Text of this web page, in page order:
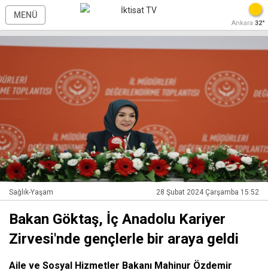
MENÜ
Ankara 32°
Sağlık-Yaşam 28 Şubat 2024 Çarşamba 15:52
Bakan Göktaş, İç Anadolu Kariyer
Zirvesi'nde gençlerle bir araya geldi
Aile ve Sosyal Hizmetler Bakanı Mahinur Özdemir